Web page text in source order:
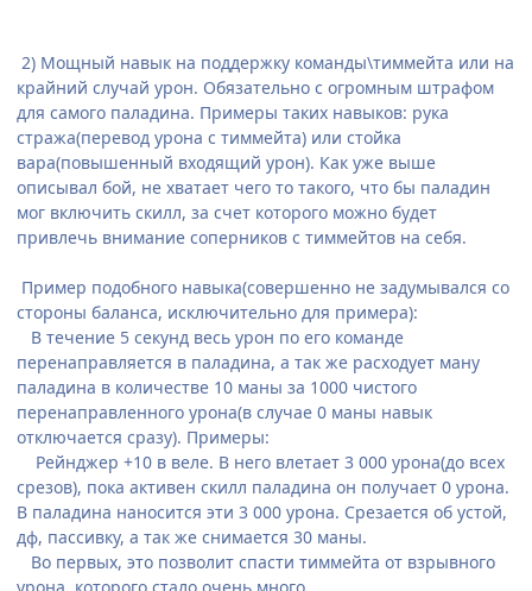
2) Мощный навык на поддержку команды\тиммейта или на
крайний случай урон. Обязательно с огромным штрафом
для самого паладина. Примеры таких навыков: рука
стража(перевод урона с тиммейта) или стойка
вара(повышенный входящий урон). Как уже выше
описывал бой, не хватает чего то такого, что бы паладин
мог включить скилл, за счет которого можно будет
привлечь внимание соперников с тиммейтов на себя.
Пример подобного навыка(совершенно не задумывался со
стороны баланса, исключительно для примера):
В течение 5 секунд весь урон по его команде
перенаправляется в паладина, а так же расходует ману
паладина в количестве 10 маны за 1000 чистого
перенаправленного урона(в случае 0 маны навык
отключается сразу). Примеры:
Рейнджер +10 в веле. В него влетает 3 000 урона(до всех
срезов), пока активен скилл паладина он получает 0 урона.
В паладина наносится эти 3 000 урона. Срезается об устой,
дф, пассивку, а так же снимается 30 маны.
Во первых, это позволит спасти тиммейта от взрывного